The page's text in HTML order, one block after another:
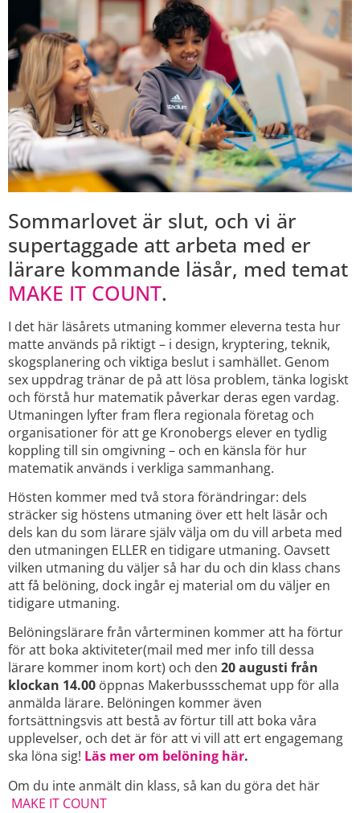
Sommarlovet är slut, och vi är
supertaggade att arbeta med er
lärare kommande läsår, med temat
MAKE IT COUNT.
I det här läsårets utmaning kommer eleverna testa hur
matte används på riktigt – i design, kryptering, teknik,
skogsplanering och viktiga beslut i samhället. Genom
sex uppdrag tränar de på att lösa problem, tänka logiskt
och förstå hur matematik påverkar deras egen vardag.
Utmaningen lyfter fram flera regionala företag och
organisationer för att ge Kronobergs elever en tydlig
koppling till sin omgivning – och en känsla för hur
matematik används i verkliga sammanhang.
Hösten kommer med två stora förändringar: dels
sträcker sig höstens utmaning över ett helt läsår och
dels kan du som lärare själv välja om du vill arbeta med
den utmaningen ELLER en tidigare utmaning. Oavsett
vilken utmaning du väljer så har du och din klass chans
att få belöning, dock ingår ej material om du väljer en
tidigare utmaning.
Belöningslärare från vårterminen kommer att ha förtur
för att boka aktiviteter(mail med mer info till dessa
lärare kommer inom kort) och den 20 augusti från
klockan 14.00 öppnas Makerbussschemat upp för alla
anmälda lärare. Belöningen kommer även
fortsättningsvis att bestå av förtur till att boka våra
upplevelser, och det är för att vi vill att ert engagemang
ska löna sig! Läs mer om belöning här.
Om du inte anmält din klass, så kan du göra det här
MAKE IT COUNT